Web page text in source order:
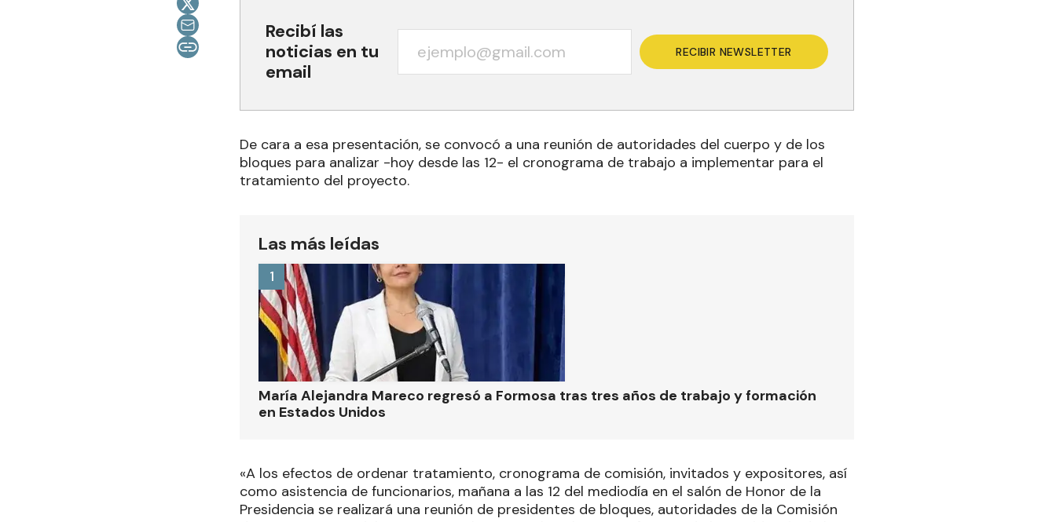
Recibí las
noticias en tu
email
RECIBIR NEWSLETTER
De cara a esa presentación, se convocó a una reunión de autoridades del cuerpo y de los
bloques para analizar -hoy desde las 12- el cronograma de trabajo a implementar para el
tratamiento del proyecto.
Las más leídas
María Alejandra Mareco regresó a Formosa tras tres años de trabajo y formación
en Estados Unidos
1
«A los efectos de ordenar tratamiento, cronograma de comisión, invitados y expositores, así
como asistencia de funcionarios, mañana a las 12 del mediodía en el salón de Honor de la
Presidencia se realizará una reunión de presidentes de bloques, autoridades de la Comisión